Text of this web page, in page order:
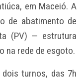
em Maceió. A
de abatimento de
(PV) — estrutura
na rede de esgoto.
turnos, das 7h